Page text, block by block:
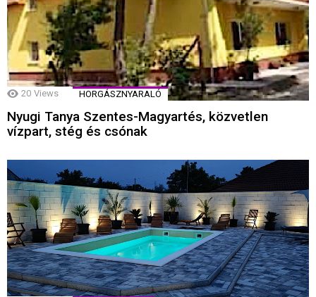
20 Views HORGÁSZNYARALÓ
Nyugi Tanya Szentes-Magyartés, közvetlen
vízpart, stég és csónak